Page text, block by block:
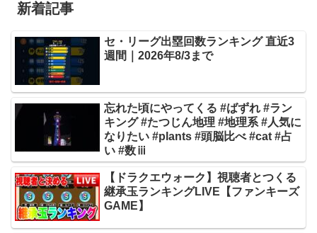
新着記事
セ・リーグ出塁回数ランキング 直近3
週間｜2026年8/3まで
忘れた頃にやってくる #ばずれ #ラン
キング #たつじん地理 #地理系 #人気に
なりたい #plants #頭脳比べ #cat #占
い #数ⅲ
【ドラクエウォーク】視聴者とつくる
継承玉ランキングLIVE【ファンキーズ
GAME】